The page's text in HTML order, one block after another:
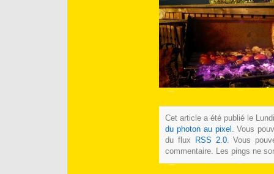
Cet article a été publié le
du photon au pixel . Vous
du flux RSS 2.0. Vous
commentaire. Les pings ne